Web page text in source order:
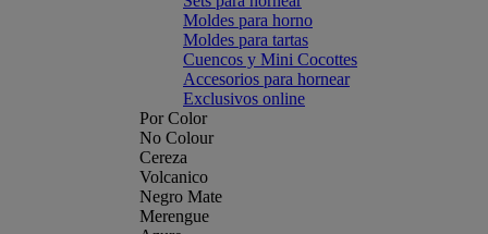
Moldes para horno
Moldes para tartas
Cuencos y Mini Cocottes
Accesorios para hornear
Exclusivos online
Por Color
No Colour
Cereza
Volcanico
Negro Mate
Merengue